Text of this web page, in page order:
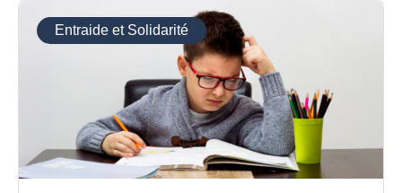
Entraide et Solidarité